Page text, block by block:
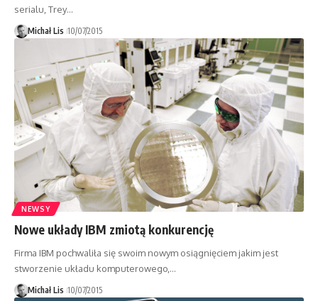
serialu, Trey…
Michał Lis 10/07/2015
NEWSY
Nowe układy IBM zmiotą konkurencję
Firma IBM pochwaliła się swoim nowym osiągnięciem jakim jest
stworzenie układu komputerowego,…
Michał Lis 10/07/2015